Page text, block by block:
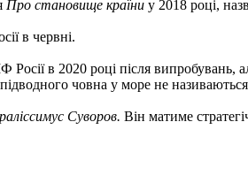
Про становище країни у 2018 році,
в червні.
в 2020 році після випробувань,
човна у море не
Суворов. Він матиме